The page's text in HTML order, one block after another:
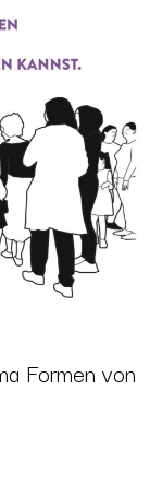
Formen von